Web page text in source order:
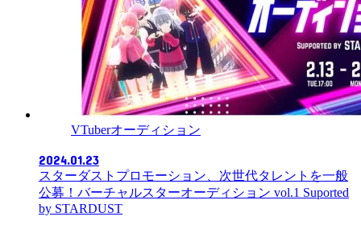
VTuberオーディション
2024.01.23
スターダストプロモーション、次世代タレントを一般
公募！バーチャルスターオーディション vol.1 Suported
by STARDUST